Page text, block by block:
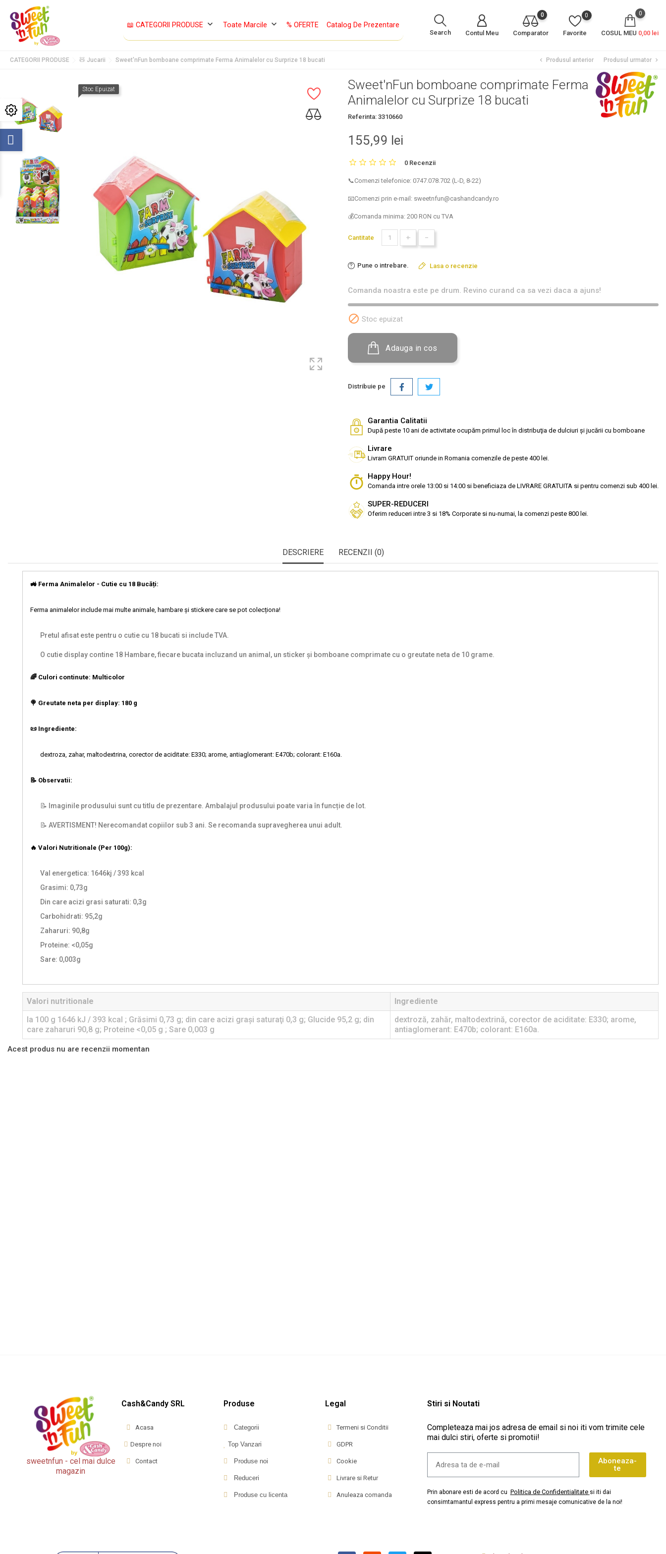
📖 CATEGORII PRODUSE keyboard_arrow_down Toate Marcile keyboard_arrow_down % OFERTE Catalog De Prezentare
Search Contul Meu
0
Comparator
0
Favorite
0
COSUL MEU 0,00 lei
CATEGORII PRODUSE 🧸 Jucarii Sweet'nFun bomboane comprimate Ferma Animalelor cu Surprize 18 bucati chevron_left Produsul anterior Produsul urmator chevron_right
Stoc Epuizat
Sweet'nFun bomboane comprimate Ferma
Animalelor cu Surprize 18 bucati
Referinta: 3310660
155,99 lei
0 Recenzii
📞Comenzi telefonice: 0747.078.702 (L-D, 8-22)
📧Comenzi prin e-mail: sweetnfun@cashandcandy.ro
💰Comanda minima: 200 RON cu TVA
Cantitate + -
Pune o intrebare. Lasa o recenzie
Comanda noastra este pe drum. Revino curand ca sa vezi daca a ajuns!
 Stoc epuizat
Adauga in cos
Distribuie pe
Garantia Calitatii
După peste 10 ani de activitate ocupăm primul loc în distribuţia de dulciuri și jucării cu bomboane
Livrare
Livram GRATUIT oriunde in Romania comenzile de peste 400 lei.
Happy Hour!
Comanda intre orele 13:00 si 14:00 si beneficiaza de LIVRARE GRATUITA si pentru comenzi sub 400 lei.
SUPER-REDUCERI
Oferim reduceri intre 3 si 18% Corporate si nu-numai, la comenzi peste 800 lei.
DESCRIERE RECENZII (0)
🚜 Ferma Animalelor - Cutie cu 18 Bucăți:
Ferma animalelor include mai multe animale, hambare și stickere care se pot colecționa!
Pretul afisat este pentru o cutie cu 18 bucati si include TVA.
O cutie display contine 18 Hambare, fiecare bucata incluzand un animal, un sticker și bomboane comprimate cu o greutate neta de 10 grame.
🌈 Culori continute: Multicolor
🍭 Greutate neta per display: 180 g
📜 Ingrediente:
dextroza, zahar, maltodextrina, corector de aciditate: E330; arome, antiaglomerant: E470b; colorant: E160a.
📝 Observatii:
📝 Imaginile produsului sunt cu titlu de prezentare. Ambalajul produsului poate varia în funcție de lot.
📝 AVERTISMENT! Nerecomandat copiilor sub 3 ani. Se recomanda supravegherea unui adult.
🔥 Valori Nutritionale (Per 100g):
Val energetica: 1646kj / 393 kcal
Grasimi: 0,73g
Din care acizi grasi saturati: 0,3g
Carbohidrati: 95,2g
Zaharuri: 90,8g
Proteine: <0,05g
Sare: 0,003g
Valori nutritionale
Ingrediente
la 100 g 1646 kJ / 393 kcal ; Grăsimi 0,73 g; din care acizi graşi saturaţi 0,3 g; Glucide 95,2 g; din
care zaharuri 90,8 g; Proteine <0,05 g ; Sare 0,003 g
dextroză, zahăr, maltodextrină, corector de aciditate: E330; arome,
antiaglomerant: E470b; colorant: E160a.
Acest produs nu are recenzii momentan
sweetnfun - cel mai dulce
magazin
Cash&Candy SRL
Acasa
Despre noi
Contact
Produse
Categorii
Top Vanzari
Produse noi
Reduceri
Produse cu licenta
Legal
Termeni si Conditii
GDPR
Cookie
Livrare si Retur
Anuleaza comanda
Stiri si Noutati
Completeaza mai jos adresa de email si noi iti vom trimite cele
mai dulci stiri, oferte si promotii!
Aboneaza-
te
Prin abonare esti de acord cu Politica de Confidentialitate si iti dai
consimtamantul express pentru a primi mesaje comunicative de la noi!